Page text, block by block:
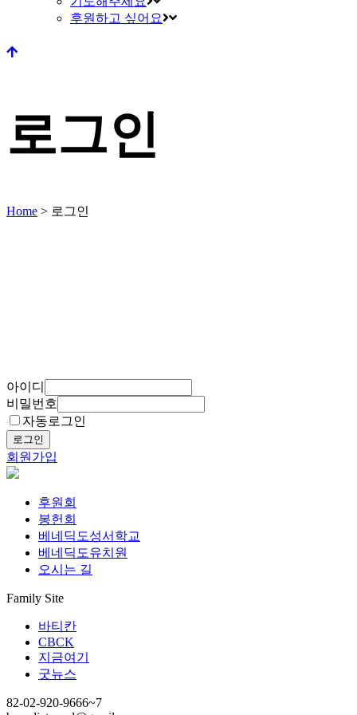
후원하고 싶어요
로그인
Home > 로그인
아이디
비밀번호
자동로그인
로그인
회원가입
후원회
봉헌회
베네딕도성서학교
베네딕도유치원
오시는 길
Family Site
바티칸
CBCK
지금여기
굿뉴스
82-02-920-9666~7